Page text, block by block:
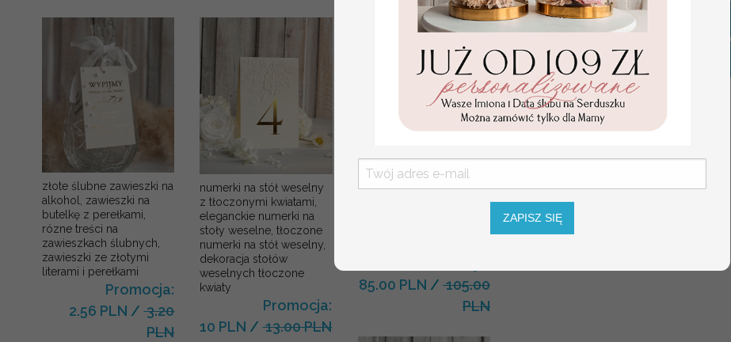
złote ślubne zawieszki na
alkohol, zawieszki na
butelkę z perełkami,
rózne treści na
zawieszkach ślubnych,
zawieszki ze złotymi
literami i perełkami
Promocja:
2.56 PLN /3.20
PLN
numerki na stół weselny
z tłoczonymi kwiatami,
eleganckie numerki na
stoły weselne, tłoczone
numerki na stół weselny,
dekoracja stołów
weselnych tłoczone
kwiaty
Promocja:
10 PLN /13.00 PLN
Statuetka pamiątka
Pierwszej Komunii w
85.00 PLN / 105.00
PLN
OPCJE WINIETKI
SZNUREK
ZAPISZ SIĘ